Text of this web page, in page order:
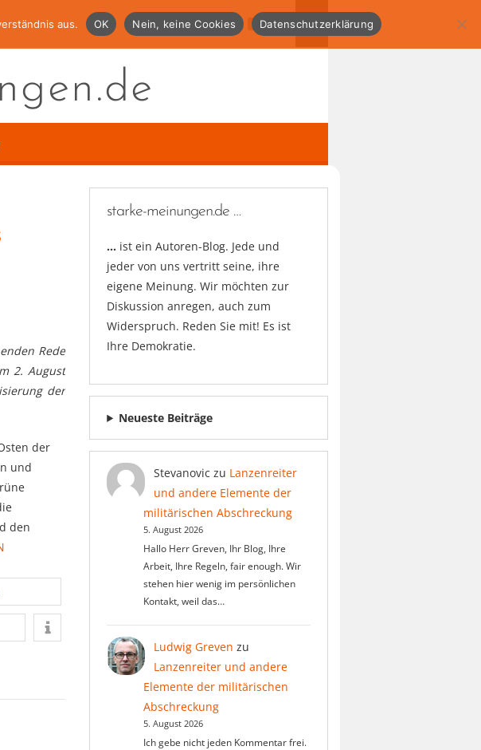
Rede
2. August
der
der
und
den
starke-meinungen.de …
… ist ein Autoren-Blog. Jede und
jeder von uns vertritt seine, ihre
eigene Meinung. Wir möchten zur
Diskussion anregen, auch zum
Widerspruch. Reden Sie mit! Es ist
Ihre Demokratie.
Neueste Beiträge
Stevanovic zu Lanzenreiter
und andere Elemente der
militärischen Abschreckung
5. August 2026
Hallo Herr Greven, Ihr Blog, Ihre
Arbeit, Ihre Regeln, fair enough. Wir
stehen hier wenig im persönlichen
Kontakt, weil das…
Ludwig Greven zu
Lanzenreiter und andere
Elemente der militärischen
Abschreckung
5. August 2026
Ich gebe nicht jeden Kommentar frei.
aus. OK Nein, keine Cookies Datenschutzerklärung